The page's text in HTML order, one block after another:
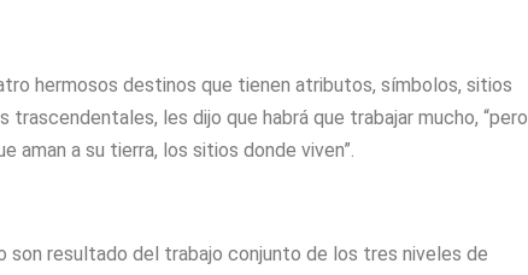
hermosos destinos que tienen atributos, símbolos, sitios
les dijo que habrá que trabajar mucho, “pero
aman a su tierra, los sitios donde viven”.
son resultado del trabajo conjunto de los tres niveles de